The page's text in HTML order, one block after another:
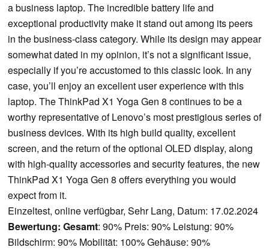
a business laptop. The incredible battery life and
exceptional productivity make it stand out among its peers
in the business-class category. While its design may appear
somewhat dated in my opinion, it’s not a significant issue,
especially if you’re accustomed to this classic look. In any
case, you’ll enjoy an excellent user experience with this
laptop. The ThinkPad X1 Yoga Gen 8 continues to be a
worthy representative of Lenovo’s most prestigious series of
business devices. With its high build quality, excellent
screen, and the return of the optional OLED display, along
with high-quality accessories and security features, the new
ThinkPad X1 Yoga Gen 8 offers everything you would
expect from it.
Einzeltest, online verfügbar, Sehr Lang, Datum: 17.02.2024
Bewertung: Gesamt: 90% Preis: 90% Leistung: 90%
Bildschirm: 90% Mobilität: 100% Gehäuse: 90%